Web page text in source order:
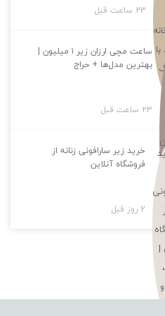
23 ساعت قبل
ساعت مچی ارزان زیر ۱ میلیون |
بهترین مدل‌ها + حراج
23 ساعت قبل
خرید زیر سارافونی زنانه از
فروشگاه آنلاین
2 روز قبل